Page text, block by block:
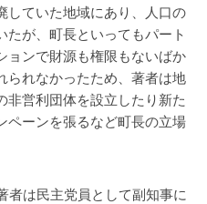
していた地域にあり、人口の
たが、町長といってもパート
ョンで財源も権限もないばか
られなかったため、著者は地
非営利団体を設立したり新た
ペーンを張るなど町長の立場
者は民主党員として副知事に